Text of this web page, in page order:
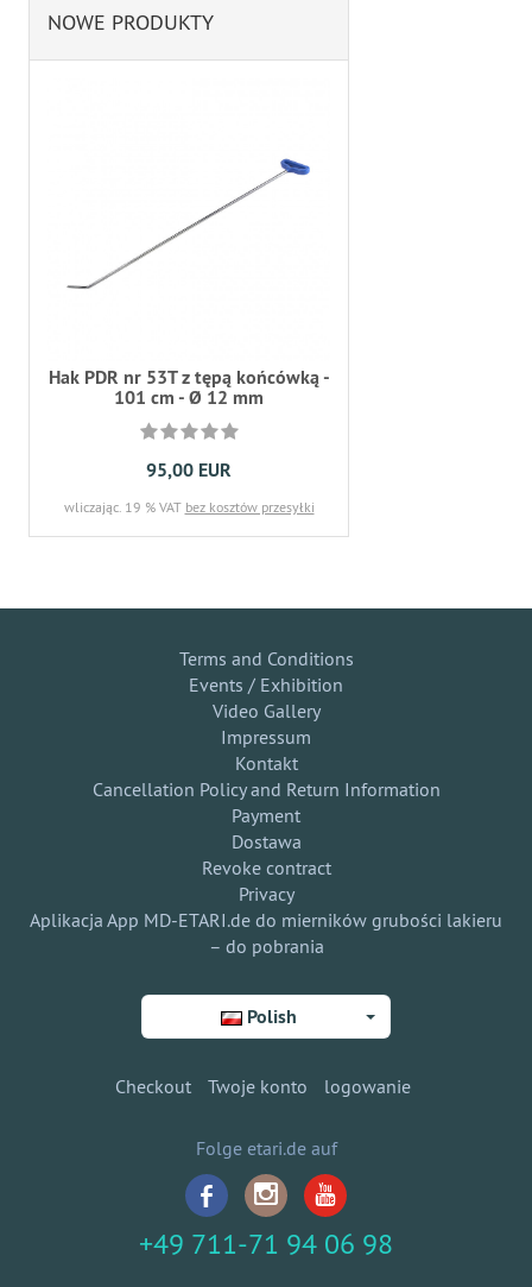
NOWE PRODUKTY
Hak PDR nr 53T z tępą końcówką -
101 cm - Ø 12 mm
95,00 EUR
wliczając. 19 % VAT bez kosztów przesyłki
Terms and Conditions
Events / Exhibition
Video Gallery
Impressum
Kontakt
Cancellation Policy and Return Information
Payment
Dostawa
Revoke contract
Privacy
Aplikacja App MD-ETARI.de do mierników grubości lakieru
– do pobrania
Polish
Checkout Twoje konto logowanie
Folge etari.de auf
+49 711-71 94 06 98